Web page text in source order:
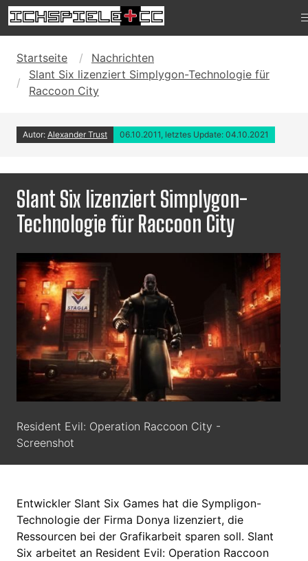
Startseite
Nachrichten
Slant Six lizenziert Simplygon-Technologie für
Raccoon City
Autor: Alexander Trust 06.10.2011, letztes Update: 04.10.2021
Slant Six lizenziert Simplygon-
Technologie für Raccoon City
Resident Evil: Operation Raccoon City -
Screenshot
Entwickler Slant Six Games hat die Sympligon-
Technologie der Firma Donya lizenziert, die
Ressourcen bei der Grafikarbeit sparen soll. Slant
Six arbeitet an Resident Evil: Operation Raccoon